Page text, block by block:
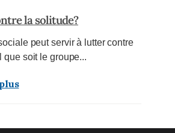
la solitude?
peut servir à lutter contre
que soit le groupe...